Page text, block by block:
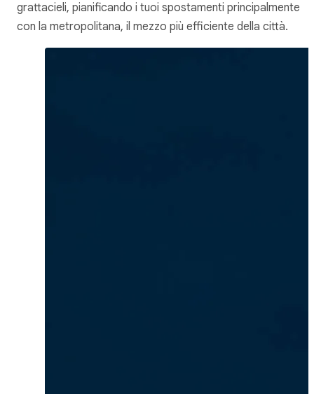
grattacieli, pianificando i tuoi spostamenti principalmente
con la metropolitana, il mezzo più efficiente della città.